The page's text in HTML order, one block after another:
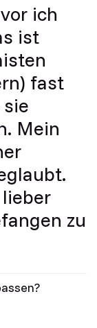
ich
ist
fast
Mein
zu